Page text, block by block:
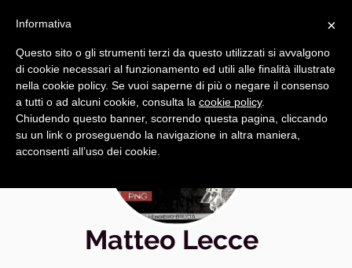
principale
Matteo Lecce
×
Informativa
Questo sito o gli strumenti terzi da questo utilizzati si avvalgono
di cookie necessari al funzionamento ed utili alle finalità illustrate
nella cookie policy. Se vuoi saperne di più o negare il consenso
a tutti o ad alcuni cookie, consulta la cookie policy.
Chiudendo questo banner, scorrendo questa pagina, cliccando
su un link o proseguendo la navigazione in altra maniera,
acconsenti all’uso dei cookie.